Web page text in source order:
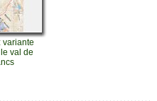
variante
val de